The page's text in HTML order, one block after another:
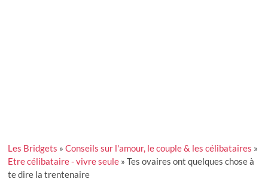
Les Bridgets »Conseils sur l'amour, le couple & les célibataires »
Etre célibataire - vivre seule »Tes ovaires ont quelques chose à
te dire la trentenaire